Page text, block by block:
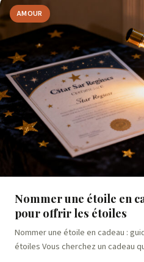
AMOUR
Nommer une étoile en
pour offrir les étoiles
Nommer une étoile en cadeau :
étoiles Vous cherchez un cadeau